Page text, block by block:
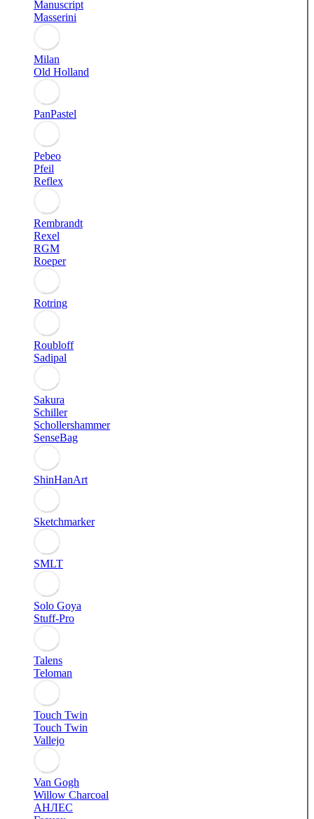
Manuscript
Masserini
Milan
Old Holland
PanPastel
Pebeo
Pfeil
Reflex
Rembrandt
Rexel
RGM
Roeper
Rotring
Roubloff
Sadipal
Sakura
Schiller
Schollershammer
SenseBag
ShinHanArt
Sketchmarker
SMLT
Solo Goya
Stuff-Pro
Talens
Teloman
Touch Twin
Touch Twin
Vallejo
Van Gogh
Willow Charcoal
АНЛЕС